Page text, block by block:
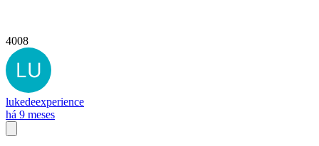
4008
lukedeexperience
há 9 meses